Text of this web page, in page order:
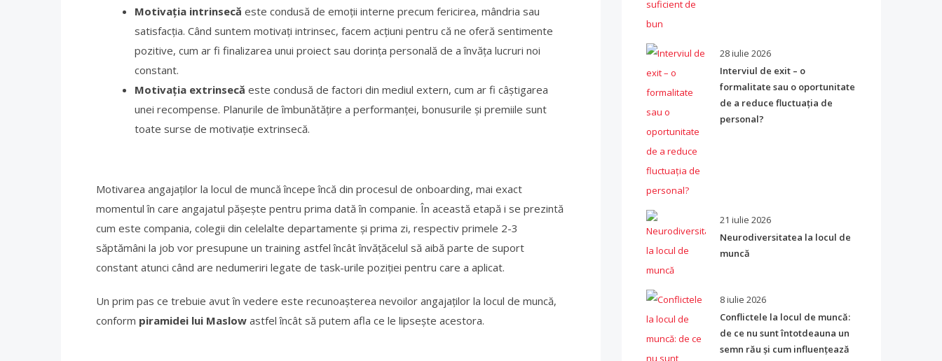
Motivația intrinsecă este condusă de emoții interne precum fericirea, mândria sau
satisfacția. Când suntem motivați intrinsec, facem acțiuni pentru că ne oferă sentimente
pozitive, cum ar fi finalizarea unui proiect sau dorința personală de a învăța lucruri noi
constant.
Motivația extrinsecă este condusă de factori din mediul extern, cum ar fi câștigarea
unei recompense. Planurile de îmbunătățire a performanței, bonusurile și premiile sunt
toate surse de motivație extrinsecă.
Motivarea angajaților la locul de muncă începe încă din procesul de onboarding, mai exact
momentul în care angajatul pășește pentru prima dată în companie. În această etapă i se prezintă
cum este compania, colegii din celelalte departamente și prima zi, respectiv primele 2-3
săptămâni la job vor presupune un training astfel încât învățăcelul să aibă parte de suport
constant atunci când are nedumeriri legate de task-urile poziției pentru care a aplicat.
Un prim pas ce trebuie avut în vedere este recunoașterea nevoilor angajaților la locul de muncă,
conform piramidei lui Maslow astfel încât să putem afla ce le lipsește acestora.
28 iulie 2026
Interviul de exit – o
formalitate sau o oportunitate
de a reduce fluctuația de
personal?
21 iulie 2026
Neurodiversitatea la locul de
muncă
8 iulie 2026
Conflictele la locul de muncă:
de ce nu sunt întotdeauna un
semn rău și cum influențează